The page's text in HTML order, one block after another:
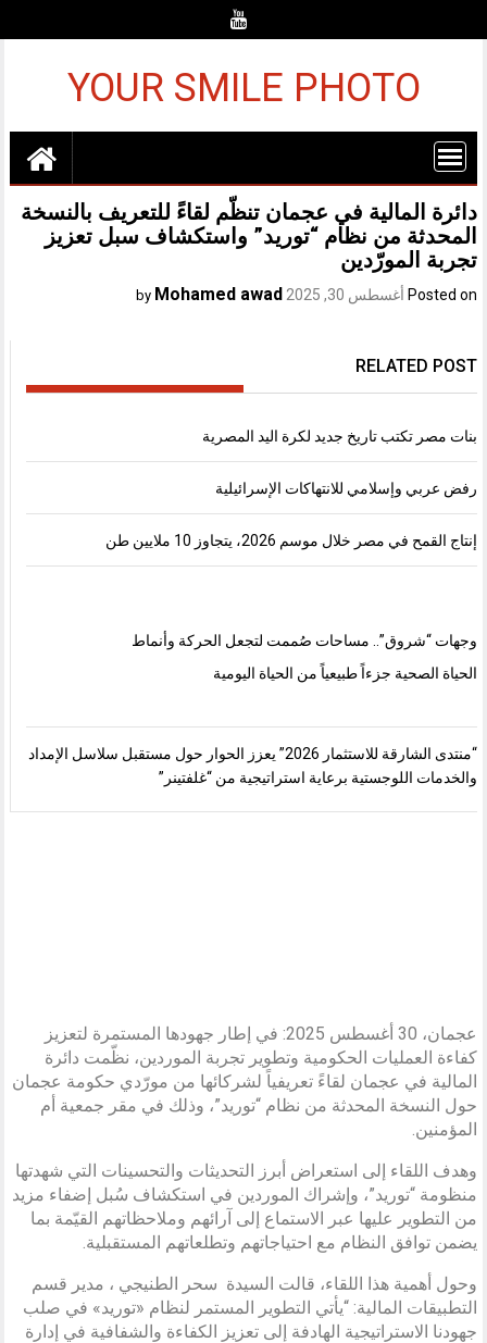
YOUR SMILE PHOTO
دائرة المالية في عجمان تنظّم لقاءً للتعريف بالنسخة
المحدثة من نظام “توريد” واستكشاف سبل تعزيز
تجربة المورّدين
Posted on أغسطس 30, 2025 Mohamed awad
RELATED POST
بنات مصر تكتب تاريخ جديد لكرة اليد المصرية
رفض عربي وإسلامي للانتهاكات الإسرائيلية
إنتاج القمح في مصر خلال موسم 2026، يتجاوز 10 ملايين طن
وجهات “شروق”.. مساحات صُممت لتجعل الحركة وأنماط
الحياة الصحية جزءاً طبيعياً من الحياة اليومية
“منتدى الشارقة للاستثمار 2026” يعزز الحوار حول مستقبل سلاسل الإمداد
والخدمات اللوجستية برعاية استراتيجية من “غلفتينر”
عجمان، 30 أغسطس 2025: في إطار جهودها المستمرة لتعزيز
كفاءة العمليات الحكومية وتطوير تجربة الموردين، نظّمت دائرة
المالية في عجمان لقاءً تعريفياً لشركائها من مورّدي حكومة عجمان
حول النسخة المحدثة من نظام “توريد”، وذلك في مقر جمعية أم
المؤمنين.
وهدف اللقاء إلى استعراض أبرز التحديثات والتحسينات التي شهدتها
منظومة “توريد”، وإشراك الموردين في استكشاف سُبل إضفاء مزيد
من التطوير عليها عبر الاستماع إلى آرائهم وملاحظاتهم القيّمة بما
يضمن توافق النظام مع احتياجاتهم وتطلعاتهم المستقبلية.
وحول أهمية هذا اللقاء، قالت السيدة سحر الطنيجي ، مدير قسم
التطبيقات المالية: “يأتي التطوير المستمر لنظام «توريد» في صلب
جهودنا الاستراتيجية الهادفة إلى تعزيز الكفاءة والشفافية في إدارة